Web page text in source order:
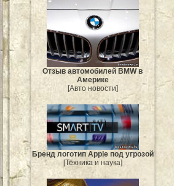
Отзыв автомобилей BMW в
Америке
[Авто новости]
Бренд логотип Apple под угрозой
[Техника и наука]